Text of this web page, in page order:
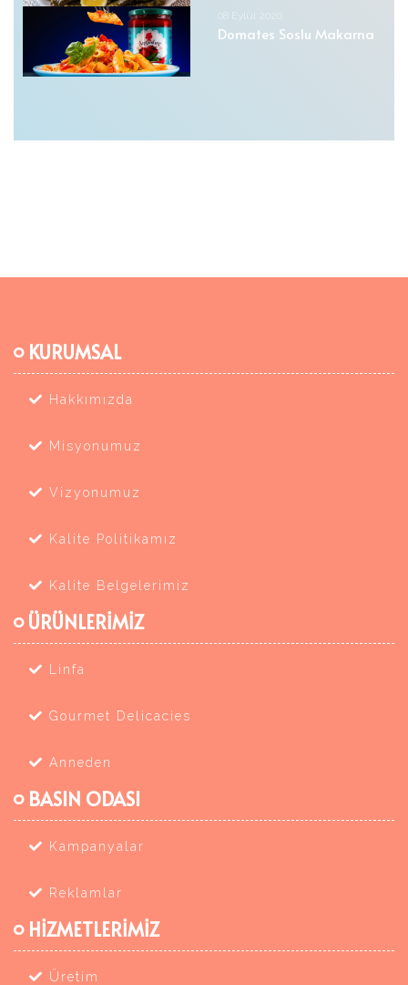
Domates Soslu Makarna
08 Eylül 2020
KURUMSAL
Hakkımızda
Misyonumuz
Vizyonumuz
Kalite Politikamız
Kalite Belgelerimiz
ÜRÜNLERİMİZ
Linfa
Gourmet Delicacies
Anneden
BASIN ODASI
Kampanyalar
Reklamlar
HİZMETLERİMİZ
Üretim